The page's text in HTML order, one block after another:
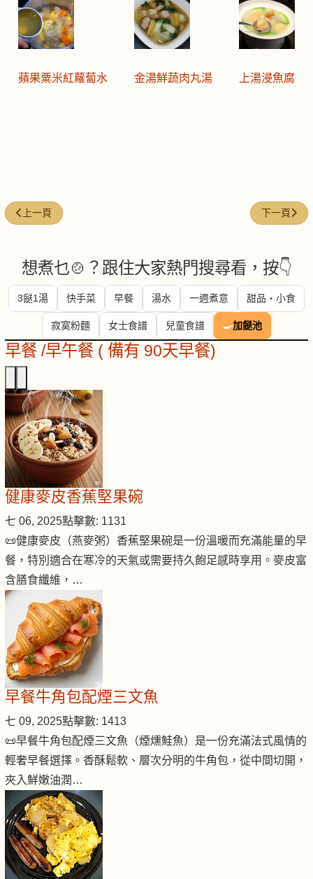
蘋果粟米紅蘿蔔水 金湯鮮蔬肉丸湯 上湯浸魚腐
上一篇文章: 今日煮意 (#293)
上一頁 下一篇文
下一頁
想煮乜🍲？跟住大家熱門搜尋看，按👇
3餸1湯 快手菜 早餐 湯水 一週煮意 甜品・小食
寂寞粉麵 女士食譜 兒童食譜 🍳加餸池
早餐 /早午餐 ( 備有 90天早餐)
健康麥皮香蕉堅果碗
七 06, 2025點擊數: 1131
📜健康麥皮（燕麥粥）香蕉堅果碗是一份溫暖而充滿能量的早
餐，特別適合在寒冷的天氣或需要持久飽足感時享用。麥皮富
含膳食纖維，…
早餐牛角包配煙三文魚
七 09, 2025點擊數: 1413
📜早餐牛角包配煙三文魚（煙燻鮭魚）是一份充滿法式風情的
輕奢早餐選擇。香酥鬆軟、層次分明的牛角包，從中間切開，
夾入鮮嫩油潤…